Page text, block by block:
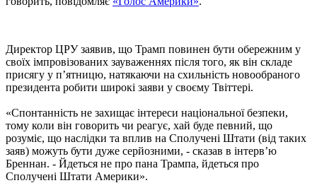
Директор ЦРУ заявив, що Трамп повинен бути обережним у
своїх імпровізованих зауваженнях після того, як він складе
присягу у п’ятницю, натякаючи на схильність новообраного
президента робити широкі заяви у своєму Твіттері.
«Спонтанність не захищає інтереси національної безпеки,
тому коли він говорить чи реагує, хай буде певний, що
розуміє, що наслідки та вплив на Сполучені Штати (від таких
заяв) можуть бути дуже серйозними, - сказав в інтерв’ю
Бреннан. - Йдеться не про пана Трампа, йдеться про
Сполучені Штати Америки».